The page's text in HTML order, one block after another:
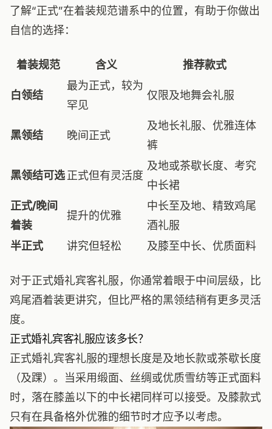
了解“正式”在着装规范谱系中的位置，有助于你做出
自信的选择：
着装规范 含义 推荐款式
白领结
最为正式，较为
罕见
仅限及地舞会礼服
黑领结 晚间正式
及地长礼服、优雅连体
裤
黑领结可选正式但有灵活度
及地或茶歇长度、考究
中长裙
正式/晚间
着装
提升的优雅
中长至及地、精致鸡尾
酒礼服
半正式
讲究但轻松 及膝至中长、优质面料
对于正式婚礼宾客礼服，你通常着眼于中间层级，比
鸡尾酒着装更讲究，但比严格的黑领结稍有更多灵活
度。
正式婚礼宾客礼服应该多长？
正式婚礼宾客礼服的理想长度是及地长款或茶歇长度
（及踝）。当采用缎面、丝绸或优质雪纺等正式面料
时，落在膝盖以下的中长裙同样可以接受。及膝款式
只有在具备格外优雅的细节时才应予以考虑。